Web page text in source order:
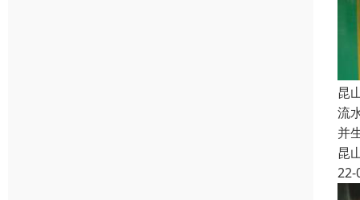
昆
流
并
昆
22-